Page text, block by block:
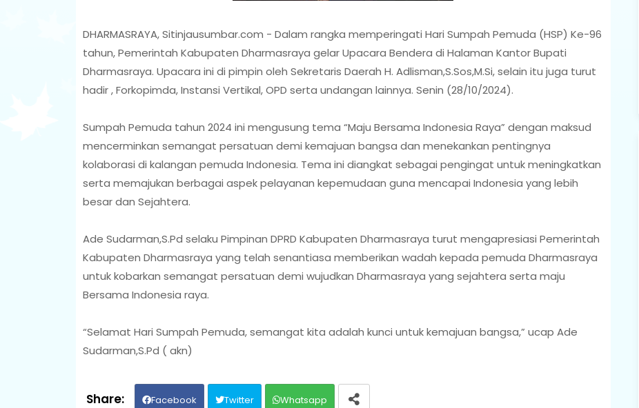
DHARMASRAYA, Sitinjausumbar.com - Dalam rangka memperingati Hari Sumpah Pemuda (HSP) Ke-96
tahun, Pemerintah Kabupaten Dharmasraya gelar Upacara Bendera di Halaman Kantor Bupati
Dharmasraya. Upacara ini di pimpin oleh Sekretaris Daerah H. Adlisman,S.Sos,M.Si, selain itu juga turut
hadir , Forkopimda, Instansi Vertikal, OPD serta undangan lainnya. Senin (28/10/2024).
Sumpah Pemuda tahun 2024 ini mengusung tema “Maju Bersama Indonesia Raya” dengan maksud
mencerminkan semangat persatuan demi kemajuan bangsa dan menekankan pentingnya
kolaborasi di kalangan pemuda Indonesia. Tema ini diangkat sebagai pengingat untuk meningkatkan
serta memajukan berbagai aspek pelayanan kepemudaan guna mencapai Indonesia yang lebih
besar dan Sejahtera.
Ade Sudarman,S.Pd selaku Pimpinan DPRD Kabupaten Dharmasraya turut mengapresiasi Pemerintah
Kabupaten Dharmasraya yang telah senantiasa memberikan wadah kepada pemuda Dharmasraya
untuk kobarkan semangat persatuan demi wujudkan Dharmasraya yang sejahtera serta maju
Bersama Indonesia raya.
“Selamat Hari Sumpah Pemuda, semangat kita adalah kunci untuk kemajuan bangsa,” ucap Ade
Sudarman,S.Pd ( akn)
Facebook Twitter Whatsapp